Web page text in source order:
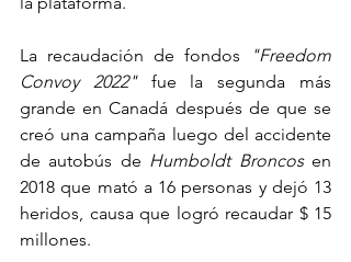
La recaudación de fondos
"Freedom
Convoy 2022" fue la segunda más
grande en Canadá después de que se
creó una campaña luego del accidente
de autobús de Humboldt Broncos en
2018 que mató a 16 personas y dejó 13
heridos, causa que logró recaudar $ 15
millones.